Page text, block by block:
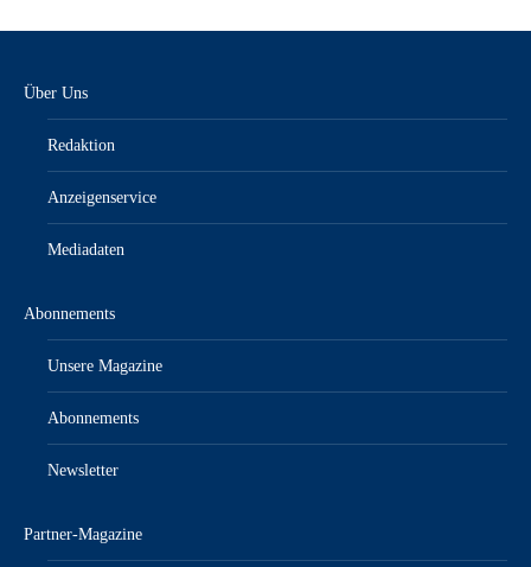
Über Uns
Redaktion
Anzeigenservice
Mediadaten
Abonnements
Unsere Magazine
Abonnements
Newsletter
Partner-Magazine